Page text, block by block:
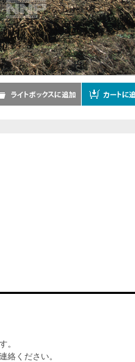
。
絡ください。